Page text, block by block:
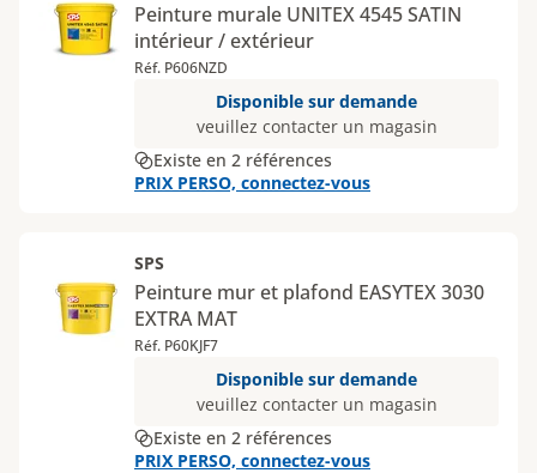
Peinture murale UNITEX 4545 SATIN
intérieur / extérieur
Réf. P606NZD
Disponible sur demande
veuillez contacter un magasin
Existe en 2 références
PRIX PERSO, connectez-vous
SPS
Peinture mur et plafond EASYTEX 3030
EXTRA MAT
Réf. P60KJF7
Disponible sur demande
veuillez contacter un magasin
Existe en 2 références
PRIX PERSO, connectez-vous